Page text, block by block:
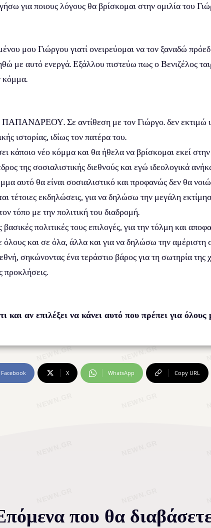
για ποιους λόγους θα βρίσκομαι στην ομιλία του
μου Γιώργου γιατί ονειρεύομαι να τον ξαναδώ
με αυτό ενεργά. Εξάλλου πιστεύω πως ο Βενιζέλος
κόμμα.
Σε αντίθεση με τον Γιώργο. δεν εκτιμώ
ιστορίας, ιδίως τον πατέρα του.
κάποιο νέο κόμμα και θα ήθελα να βρίσκομαι εκεί
της σοσιαλιστικής διεθνούς και εγώ ιδεολογικά
αυτό θα είναι σοσιαλιστικό και προφανώς δεν θα
εκδηλώσεις, για να δηλώσω την μεγάλη
τόπο με την πολιτική του διαδρομή.
πολιτικές τους επιλογές, για την τόλμη και
όλους και σε όλα, άλλα και για να δηλώσω την
σηκώνοντας ένα τεράστιο βάρος για τη σωτηρία
προκλήσεις.
αν επιλέξει να κάνει αυτό που πρέπει για
Facebook X WhatsApp Copy URL
που θα